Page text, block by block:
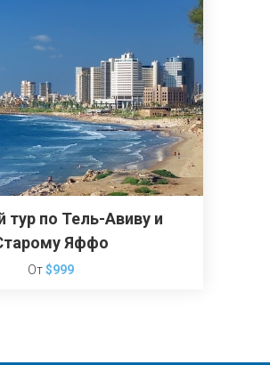
тур по Тель-Авиву и
Яффо
От$999